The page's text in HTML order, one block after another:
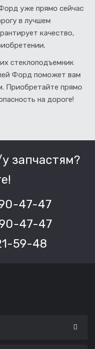
уже прямо сейчас
в лучшем
качество,
стеклоподъемник
Форд поможет вам
Приобретайте прямо
на дороге!
запчастям?
47-47
47-47
59-48